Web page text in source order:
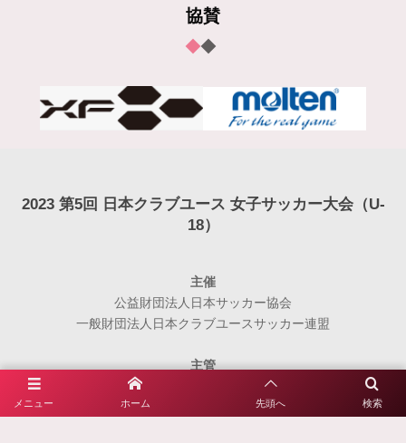
協賛
2023 第5回 日本クラブユース 女子サッカー大会（U-
18）
主催
公益財団法人日本サッカー協会
一般財団法人日本クラブユースサッカー連盟
主管
関東クラブユースサッカー連盟
公益社団法人群馬県サッカー協会
メニュー 検索
ホーム 先頭へ